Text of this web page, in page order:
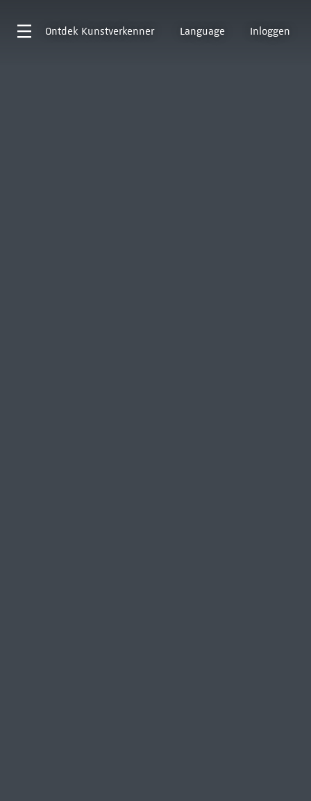
Ontdek Kunstverkenner Language Inloggen